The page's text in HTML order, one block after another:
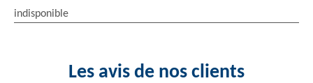
indisponible
Les avis de nos clients